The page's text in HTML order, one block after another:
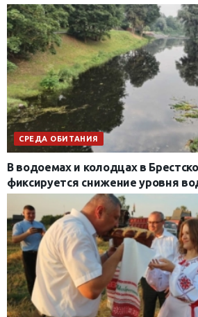
СРЕДА ОБИТАНИЯ
В водоемах и колодцах в
фиксируется снижение уровня